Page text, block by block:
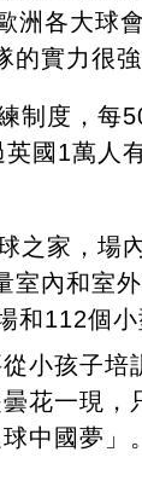
洲各大球
實力很強
制度，每
國1萬人
之家，場
室內和室
和112個小
小孩子培
花一現，
中國夢」